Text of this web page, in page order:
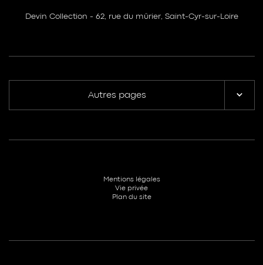
Devin Collection - 62, rue du mûrier, Saint-Cyr-sur-Loire
Autres pages
Mentions légales
Vie privée
Plan du site